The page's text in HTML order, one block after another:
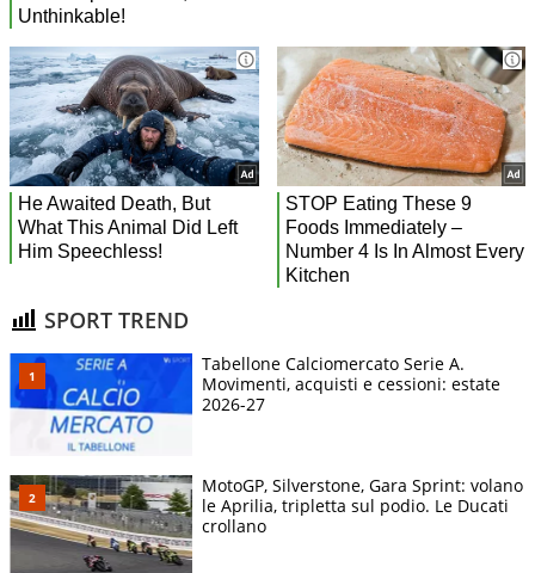
SPORT TREND
Tabellone Calciomercato Serie A.
Movimenti, acquisti e cessioni: estate
2026-27
MotoGP, Silverstone, Gara Sprint: volano
le Aprilia, tripletta sul podio. Le Ducati
crollano